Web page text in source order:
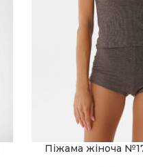
Піжама жіноча